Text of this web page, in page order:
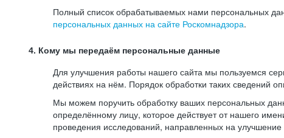
Полный список обрабатываемых нами персональных
персональных данных на сайте Роскомнадзора.
4. Кому мы передаём персональные данные
Для улучшения работы нашего сайта мы пользуемся
действиях на нём. Порядок обработки таких сведений
Мы можем поручить обработку ваших персональных
определённому лицу, которое действует от нашего
проведения исследований, направленных на